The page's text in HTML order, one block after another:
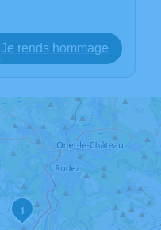
Je rends hommage
1